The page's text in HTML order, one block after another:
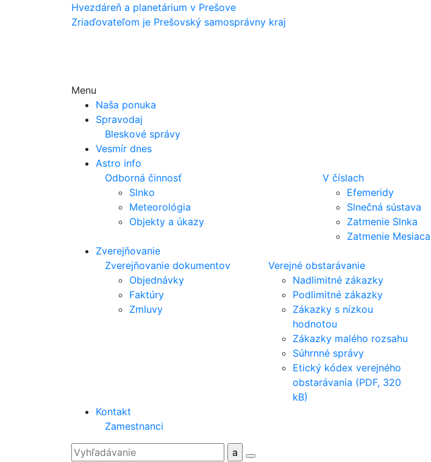
Hvezdáreň a planetárium v Prešove
Zriaďovateľom je Prešovský samosprávny kraj
Menu
Naša ponuka
Spravodaj
Bleskové správy
Vesmír dnes
Astro info
Odborná činnosť
Slnko
Meteorológia
Objekty a úkazy
V číslach
Efemeridy
Slnečná sústava
Zatmenie Slnka
Zatmenie Mesiaca
Zverejňovanie
Zverejňovanie dokumentov
Objednávky
Faktúry
Zmluvy
Verejné obstarávanie
Nadlimitné zákazky
Podlimitné zákazky
Zákazky s nízkou
hodnotou
Zákazky malého rozsahu
Súhrnné správy
Etický kódex verejného
obstarávania (PDF, 320
kB)
Kontakt
Zamestnanci